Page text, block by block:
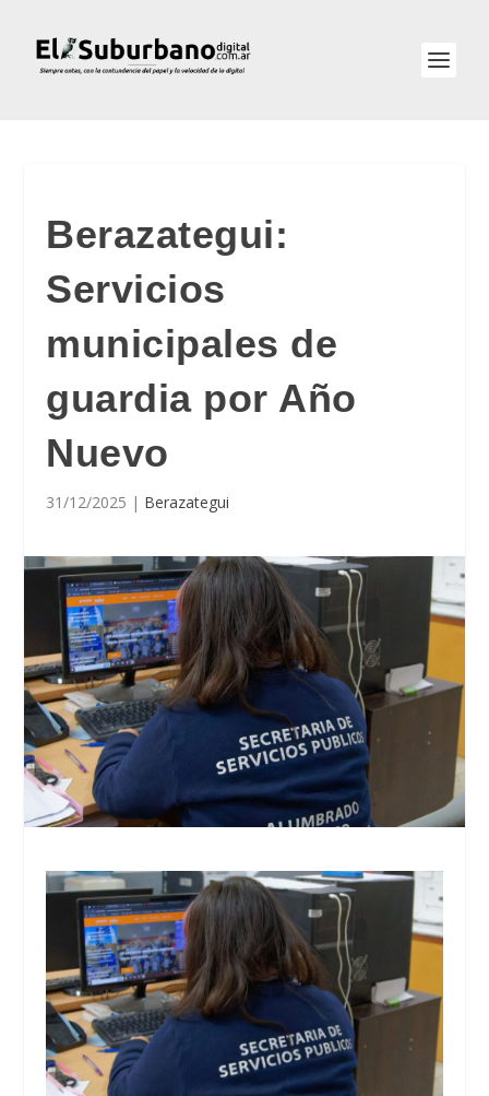
Berazategui:
Servicios
municipales de
guardia por Año
Nuevo
31/12/2025 | Berazategui